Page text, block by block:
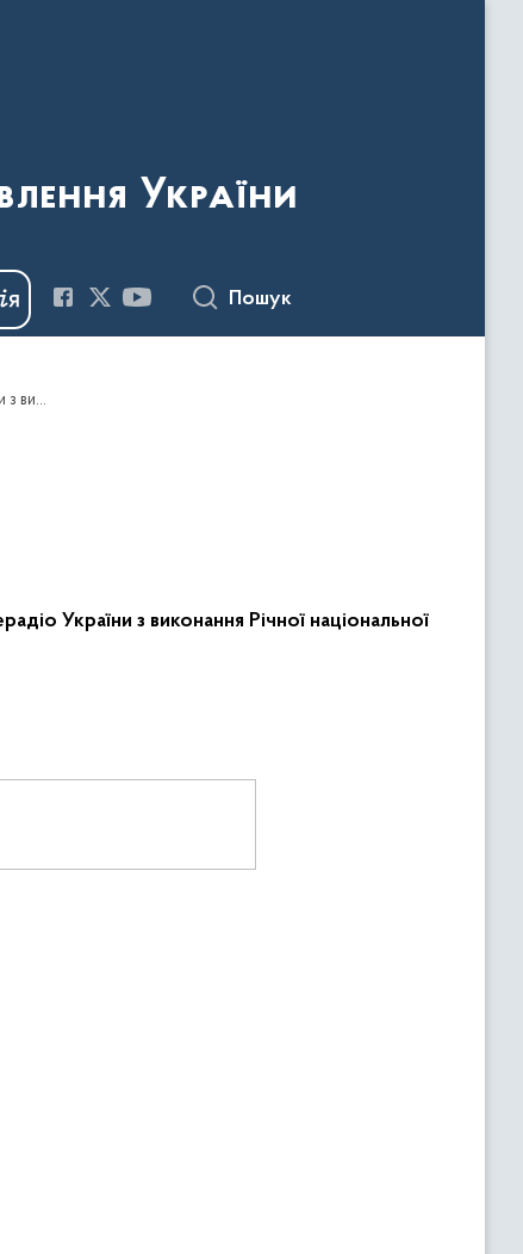
України
Пошук
Наказ Держкомтедлерадіо України від 08.08.2013 №160 " Про затвердження Плану заходів Держкомтелерадіо України з виконання Річної національної програми співробітництва Україна-НАТО на 2013 рік"
України з виконання Річної національної